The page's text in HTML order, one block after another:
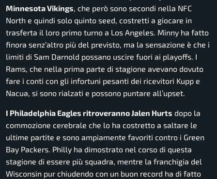
Minnesota Vikings, che però sono secondi nella NFC
North e quindi solo quinto seed, costretti a giocare in
trasferta il loro primo turno a Los Angeles. Minny ha fatto
finora senz’altro più del previsto, ma la sensazione è che i
limiti di Sam Darnold possano uscire fuori ai playoffs. I
Rams, che nella prima parte di stagione avevano dovuto
fare i conti con gli infortuni pesanti dei ricevitori Kupp e
Nacua, si sono rialzati e possono puntare all’upset.
I Philadelphia Eagles ritroveranno Jalen Hurts dopo la
commozione cerebrale che lo ha costretto a saltare le
ultime partite e sono ampiamente favoriti contro i Green
Bay Packers. Philly ha dimostrato nel corso di questa
stagione di essere più squadra, mentre la franchigia del
Wisconsin pur chiudendo con un buon record ha di fatto